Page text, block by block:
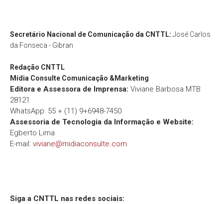
Secretário Nacional de Comunicação da CNTTL: José Carlos
da Fonseca - Gibran
Redação CNTTL
Mídia Consulte Comunicação &Marketing
Editora e Assessora de Imprensa: Viviane Barbosa MTB
28121
WhatsApp: 55 + (11) 9+6948-7450
Assessoria de Tecnologia da Informação e Website:
Egberto Lima
E-mail: viviane@midiaconsulte.com
Siga a CNTTL nas redes sociais: